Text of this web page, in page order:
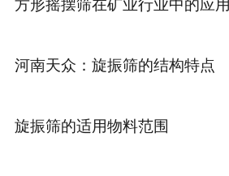
方形摇摆筛在矿业行业中的应用
河南天众：旋振筛的结构特点
旋振筛的适用物料范围